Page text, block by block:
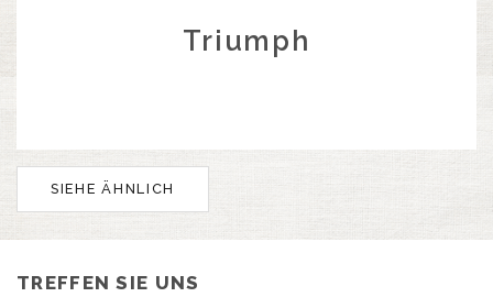
Triumph
SIEHE ÄHNLICH
TREFFEN SIE UNS